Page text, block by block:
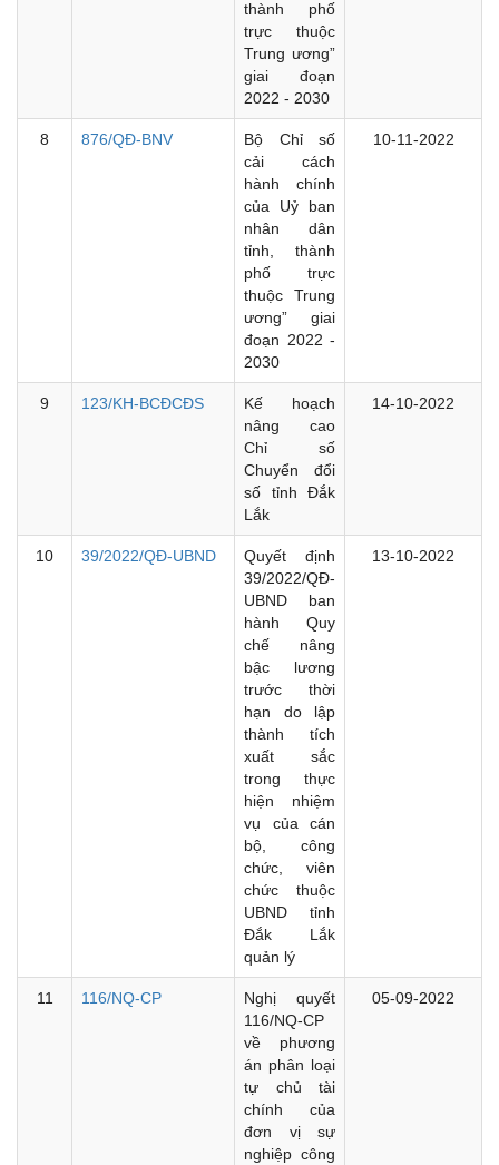
thành phố
trực thuộc
Trung ương”
giai đoạn
2022 - 2030
8 876/QĐ-BNV
Bộ Chỉ số
cải cách
hành chính
của Uỷ ban
nhân dân
tỉnh, thành
phố trực
thuộc Trung
ương” giai
đoạn 2022 -
2030
10-11-2022
9 123/KH-BCĐCĐS
Kế hoạch
nâng cao
Chỉ số
Chuyển đổi
số tỉnh Đắk
Lắk
14-10-2022
10 39/2022/QĐ-UBND
Quyết định
39/2022/QĐ-
UBND ban
hành Quy
chế nâng
bậc lương
trước thời
hạn do lập
thành tích
xuất sắc
trong thực
hiện nhiệm
vụ của cán
bộ, công
chức, viên
chức thuộc
UBND tỉnh
Đắk Lắk
quản lý
13-10-2022
11 116/NQ-CP
Nghị quyết
116/NQ-CP
về phương
án phân loại
tự chủ tài
chính của
đơn vị sự
nghiệp công
05-09-2022